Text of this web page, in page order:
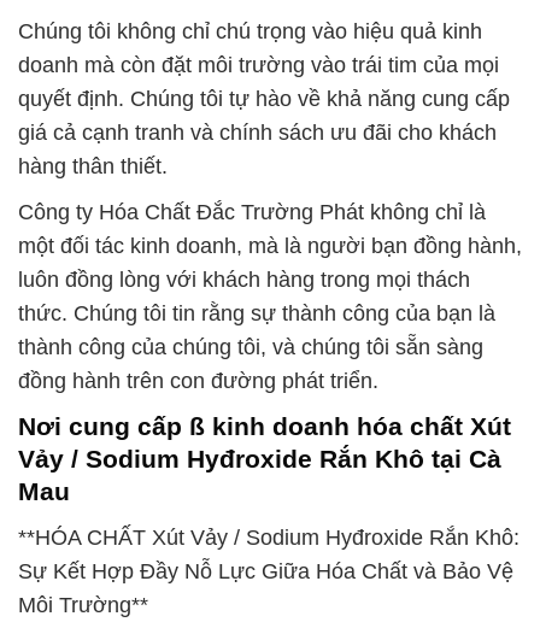
Chúng tôi không chỉ chú trọng vào hiệu quả kinh
doanh mà còn đặt môi trường vào trái tim của mọi
quyết định. Chúng tôi tự hào về khả năng cung cấp
giá cả cạnh tranh và chính sách ưu đãi cho khách
hàng thân thiết.
Công ty Hóa Chất Đắc Trường Phát không chỉ là
một đối tác kinh doanh, mà là người bạn đồng hành,
luôn đồng lòng với khách hàng trong mọi thách
thức. Chúng tôi tin rằng sự thành công của bạn là
thành công của chúng tôi, và chúng tôi sẵn sàng
đồng hành trên con đường phát triển.
Nơi cung cấp ß kinh doanh hóa chất Xút
Vảy / Sodium Hyđroxide Rắn Khô tại Cà
Mau
**HÓA CHẤT Xút Vảy / Sodium Hyđroxide Rắn Khô:
Sự Kết Hợp Đầy Nỗ Lực Giữa Hóa Chất và Bảo Vệ
Môi Trường**